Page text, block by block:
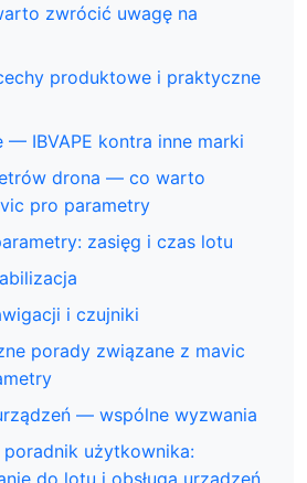
zwrócić uwagę na
produktowe i praktyczne
— IBVAPE kontra inne marki
drona — co warto
pro parametry
zasięg i czas lotu
i czujniki
porady związane z mavic
— wspólne wyzwania
użytkownika:
do lotu i obsługa urządzeń